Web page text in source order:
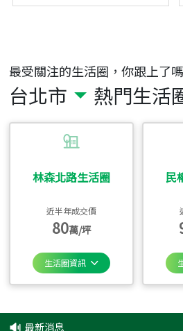
最受關注的生活圈，你跟上了
台北市 熱門生活
林森北路生活圈
近半年成交價
80萬/坪
生活圈資訊
民
最新消息